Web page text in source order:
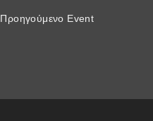
Προηγούμενο Event